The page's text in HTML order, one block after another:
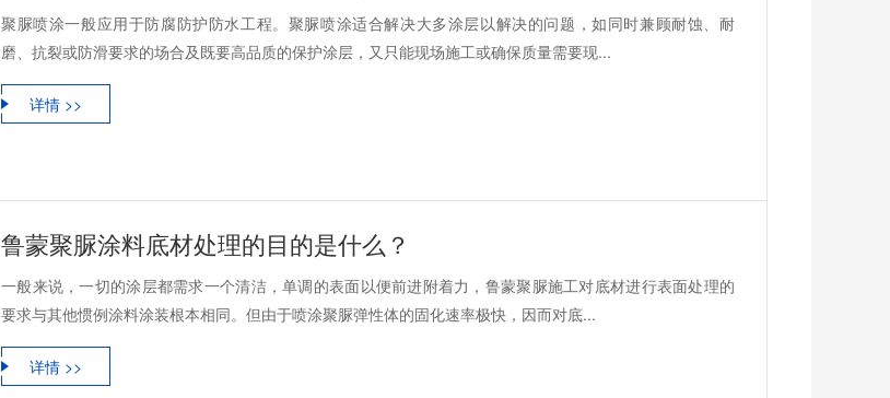
聚脲喷涂一般应用于防腐防护防水工程。聚脲喷涂适合解决大多涂层以解决的问题，如同时兼顾耐蚀、耐
磨、抗裂或防滑要求的场合及既要高品质的保护涂层，又只能现场施工或确保质量需要现...
详情 >>
鲁蒙聚脲涂料底材处理的目的是什么？
一般来说，一切的涂层都需求一个清洁，单调的表面以便前进附着力，鲁蒙聚脲施工对底材进行表面处理的
要求与其他惯例涂料涂装根本相同。但由于喷涂聚脲弹性体的固化速率极快，因而对底...
详情 >>